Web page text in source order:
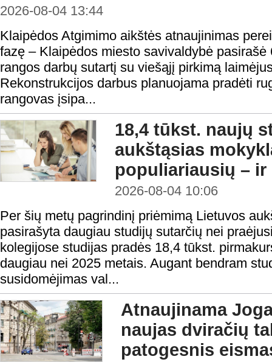
2026-08-04 13:44
Klaipėdos Atgimimo aikštės atnaujinimas
fazę – Klaipėdos miesto savivaldybė
rangos darbų sutartį su viešąjį pirkimą
Rekonstrukcijos darbus planuojama pradėti
rangovas įsipa...
18,4 tūkst. naujų
aukštąsias
populiariausių –
2026-08-04 10:06
Per šių metų pagrindinį priėmimą Lietuvos
pasirašyta daugiau studijų sutarčių nei
kolegijose studijas pradės 18,4 tūkst.
daugiau nei 2025 metais. Augant bendram
susidomėjimas val...
Atnaujinama
naujas dviračių
patogesnis